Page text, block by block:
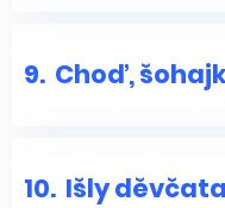
9. Choď,
10. Išly